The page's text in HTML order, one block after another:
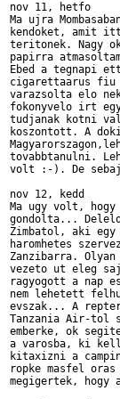
nov 11, hetfo
Ma ujra
kendoket, amit itt
teritonek. Nagy
papirra
Ebed a tegnapi
cigarettaarus fiu
varazsolta elo
fokonyvelo irt
tudjanak kotni
koszontott. A
tovabbtanulni.
volt :-). De
nov 12, kedd
Ma ugy volt,
gondolta...
Zimbatol, aki egy
haromhetes
Zanzibarra.
vezeto ut eleg
ragyogott a nap
nem lehetett
evszak... A
Tanzania Air-tol
emberke, ok
a varosba, ki
kitaxizni a
ropke masfel
megigertek,